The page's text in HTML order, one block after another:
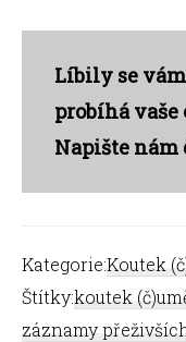
Líbily se
probíhá vaše
Napište nám
Kategorie:Koutek
Štítky:koutek
záznamy